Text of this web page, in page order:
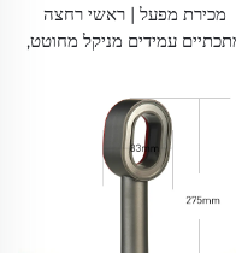
מכירת מפעל | ראשי רחצה
עמידים מניקל מחוטט,
וניידים עם נווזלים סיליקוניים